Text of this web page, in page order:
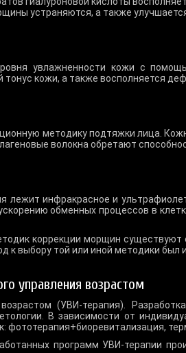
устраняются, а также
увлажненности кожи с
кожи, а также восполняется
методику подтяжки лица.
волокна обретают
лежит инфракрасное и
обменных процессов в
коррекции морщин
к выбору той или иной методики был
управления возрастом
возрастом (УВИ-терапия).
В зависимости от
фототерапия+биоревитализация,
программ УВИ-терапии